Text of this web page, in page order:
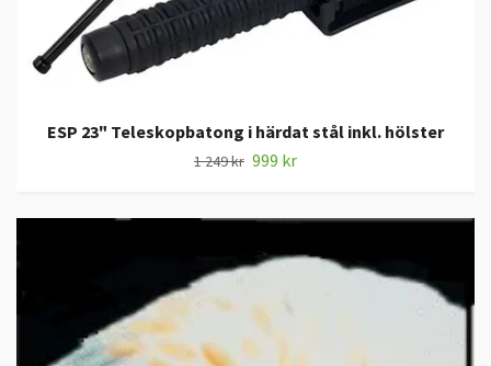
ESP 23" Teleskopbatong i härdat stål inkl. hölster
1 249 kr 999 kr